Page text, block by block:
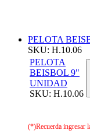
PELOTA
SKU: H.10.06
PELOTA
BEISBOL 9"
UNIDAD
SKU: H.10.06
(*)Recuerda ingresar